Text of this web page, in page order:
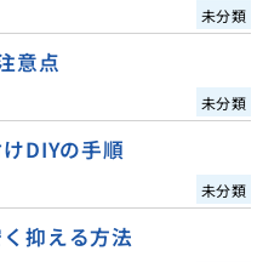
未分類
意点
未分類
DIYの手順
未分類
抑える方法